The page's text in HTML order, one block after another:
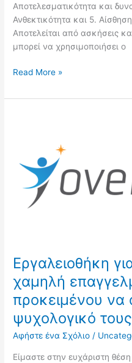
Αποτελεσματικότητα και
Ανθεκτικότητα και 5.
Αποτελείται από ασκήσεις
μπορεί να χρησιμοποιήσει ο
Read More »
Εργαλειοθήκη
χαμηλή
προκειμένου να
ψυχολογικό
Αφήστε ένα Σχόλιο /
Είμαστε στην ευχάριστη
χαμηλή
επαγγελματική
ειδίκευση
προκειμένου
ψυχολογικό
τους
κεφάλαιο